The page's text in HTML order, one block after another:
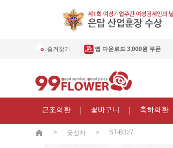
즐겨찾기 앱 다운로드 3,000원 쿠폰
근조화환 꽃바구니 축하화환
> 꽃상자 > ST-B327